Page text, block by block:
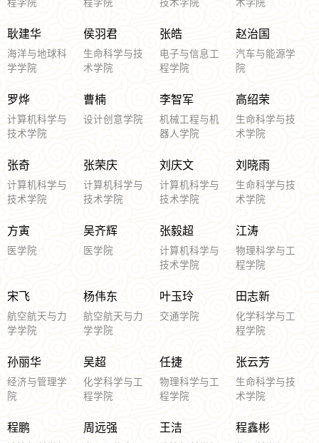
程学院 程学院 技术学院 术学院
耿建华
海洋与地球科
学学院
侯羽君
生命科学与技
术学院
张皓
电子与信息工
程学院
赵治国
汽车与能源学
院
罗烨
计算机科学与
技术学院
曹楠
设计创意学院
李智军
机械工程与机
器人学院
高绍荣
生命科学与技
术学院
张奇
计算机科学与
技术学院
张荣庆
计算机科学与
技术学院
刘庆文
计算机科学与
技术学院
刘晓雨
生命科学与技
术学院
方寅
医学院
吴齐辉
医学院
张毅超
计算机科学与
技术学院
江涛
物理科学与工
程学院
宋飞
航空航天与力
学学院
杨伟东
航空航天与力
学学院
叶玉玲
交通学院
田志新
化学科学与工
程学院
孙丽华
经济与管理学
院
吴超
化学科学与工
程学院
任捷
物理科学与工
程学院
张云芳
生命科学与技
术学院
程鹏 周远强 王洁 程鑫彬